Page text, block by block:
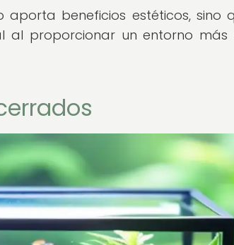
beneficios estéticos, sino
al proporcionar un entorno más